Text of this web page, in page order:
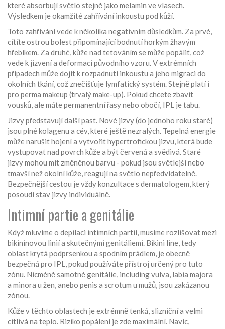
které absorbují světlo stejně jako melamin ve vlasech.
Výsledkem je okamžité zahřívání inkoustu pod kůží.
Toto zahřívání vede k několika negativním důsledkům. Za prvé,
cítíte ostrou bolest připomínající bodnutí horkým žhavým
hřebíkem. Za druhé, kůže nad tetováním se může popálit, což
vede k jizvení a deformaci původního vzoru. V extrémních
případech může dojít k rozpadnutí inkoustu a jeho migraci do
okolních tkání, což znečišťuje lymfatický systém. Stejně platí i
pro perma makeup (trvalý make-up). Pokud chcete zbavit
vousků, ale máte permanentní řasy nebo obočí, IPL je tabu.
Jizvy představují další past. Nové jizvy (do jednoho roku staré)
jsou plné kolagenu a cév, které ještě nezralých. Tepelná energie
může narušit hojení a vytvořit hypertrofickou jizvu, která bude
vystupovat nad povrch kůže a být červená a svědivá. Staré
jizvy mohou mít změněnou barvu - pokud jsou světlejší nebo
tmavší než okolní kůže, reagují na světlo nepředvídatelně.
Bezpečnější cestou je vždy konzultace s dermatologem, který
posoudí stav jizvy individuálně.
Intimní partie a genitálie
Když mluvíme o depilaci intimních partií, musíme rozlišovat mezi
bikininovou linií a skutečnými genitáliemi. Bikini line, tedy
oblast krytá podprsenkou a spodním prádlem, je obecně
bezpečná pro IPL, pokud používáte přístroj určený pro tuto
zónu. Nicméně samotné genitálie, including vulva, labia majora
a minora u žen, anebo penis a scrotum u mužů, jsou zakázanou
zónou.
Kůže v těchto oblastech je extrémně tenká, slizniční a velmi
citlivá na teplo. Riziko popálení je zde maximální. Navíc,